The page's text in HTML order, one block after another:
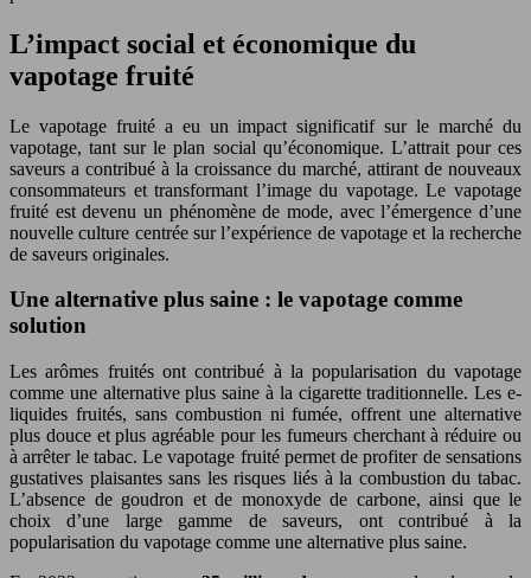
L’impact social et économique du
vapotage fruité
Le vapotage fruité a eu un impact significatif sur le marché du
vapotage, tant sur le plan social qu’économique. L’attrait pour ces
saveurs a contribué à la croissance du marché, attirant de nouveaux
consommateurs et transformant l’image du vapotage. Le vapotage
fruité est devenu un phénomène de mode, avec l’émergence d’une
nouvelle culture centrée sur l’expérience de vapotage et la recherche
de saveurs originales.
Une alternative plus saine : le vapotage comme
solution
Les arômes fruités ont contribué à la popularisation du vapotage
comme une alternative plus saine à la cigarette traditionnelle. Les e-
liquides fruités, sans combustion ni fumée, offrent une alternative
plus douce et plus agréable pour les fumeurs cherchant à réduire ou
à arrêter le tabac. Le vapotage fruité permet de profiter de sensations
gustatives plaisantes sans les risques liés à la combustion du tabac.
L’absence de goudron et de monoxyde de carbone, ainsi que le
choix d’une large gamme de saveurs, ont contribué à la
popularisation du vapotage comme une alternative plus saine.